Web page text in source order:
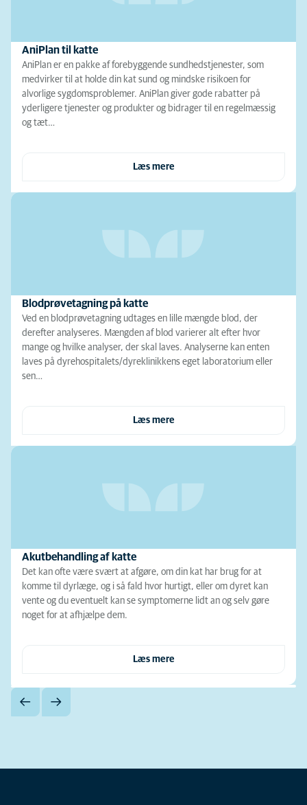
AniPlan til katte
AniPlan er en pakke af forebyggende sundhedstjenester, som
medvirker til at holde din kat sund og mindske risikoen for
alvorlige sygdomsproblemer. AniPlan giver gode rabatter på
yderligere tjenester og produkter og bidrager til en regelmæssig
og tæt…
Læs mere
Blodprøvetagning på katte
Ved en blodprøvetagning udtages en lille mængde blod, der
derefter analyseres. Mængden af blod varierer alt efter hvor
mange og hvilke analyser, der skal laves. Analyserne kan enten
laves på dyrehospitalets/dyreklinikkens eget laboratorium eller
sen…
Læs mere
Akutbehandling af katte
Det kan ofte være svært at afgøre, om din kat har brug for at
komme til dyrlæge, og i så fald hvor hurtigt, eller om dyret kan
vente og du eventuelt kan se symptomerne lidt an og selv gøre
noget for at afhjælpe dem.
Læs mere